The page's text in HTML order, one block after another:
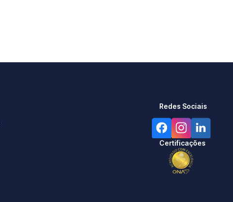
Redes Sociais
Certificações